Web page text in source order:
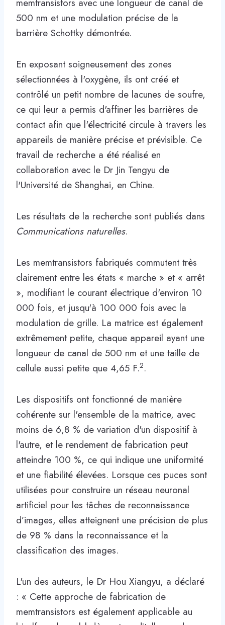
memtransistors avec une longueur de canal de
500 nm et une modulation précise de la
barrière Schottky démontrée.
En exposant soigneusement des zones
sélectionnées à l'oxygène, ils ont créé et
contrôlé un petit nombre de lacunes de soufre,
ce qui leur a permis d'affiner les barrières de
contact afin que l'électricité circule à travers les
appareils de manière précise et prévisible. Ce
travail de recherche a été réalisé en
collaboration avec le Dr Jin Tengyu de
l'Université de Shanghai, en Chine.
Les résultats de la recherche sont publiés dans
Communications naturelles.
Les memtransistors fabriqués commutent très
clairement entre les états « marche » et « arrêt
», modifiant le courant électrique d'environ 10
000 fois, et jusqu'à 100 000 fois avec la
modulation de grille. La matrice est également
extrêmement petite, chaque appareil ayant une
longueur de canal de 500 nm et une taille de
cellule aussi petite que 4,65 F.2.
Les dispositifs ont fonctionné de manière
cohérente sur l'ensemble de la matrice, avec
moins de 6,8 % de variation d'un dispositif à
l'autre, et le rendement de fabrication peut
atteindre 100 %, ce qui indique une uniformité
et une fiabilité élevées. Lorsque ces puces sont
utilisées pour construire un réseau neuronal
artificiel pour les tâches de reconnaissance
d’images, elles atteignent une précision de plus
de 98 % dans la reconnaissance et la
classification des images.
L'un des auteurs, le Dr Hou Xiangyu, a déclaré
: « Cette approche de fabrication de
memtransistors est également applicable au